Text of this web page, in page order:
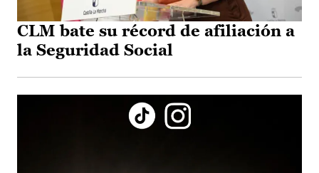
CLM bate su récord de afiliación a
la Seguridad Social